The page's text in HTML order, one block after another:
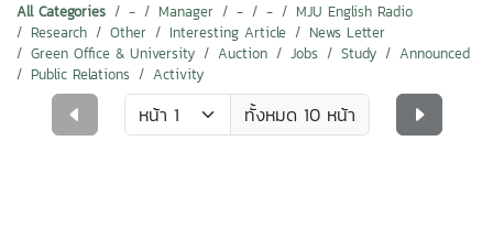
All Categories - Manager - -
MJU English Radio
Research
Other Interesting Article
News Letter
Green Office & University
Auction Jobs Study
Announced
Public Relations
Activity
ทั้งหมด 10 หน้า